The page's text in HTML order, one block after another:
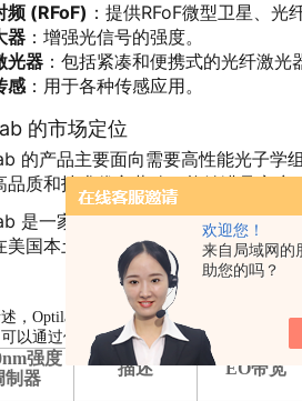
欢迎您！
来自局域网的
助您的吗？
频 (RFoF) ：提供RFoF微型卫星、光
器 ：增强光信号的强度。
光器 ：包括紧凑和便携式的光纤激光
感：用于各种传感应用。
的市场定位
的产品主要面向需要高性能光子学
品质和技术优良著称，能够满足客户
是一家总部设在美国亚利桑那州凤
美国本土有*的业务基础，还在全球
，Optilab 是一家在光子学和光纤解决方
以通过他们的网站或联系当地的经销商获
强度
制器
描述 EO带宽